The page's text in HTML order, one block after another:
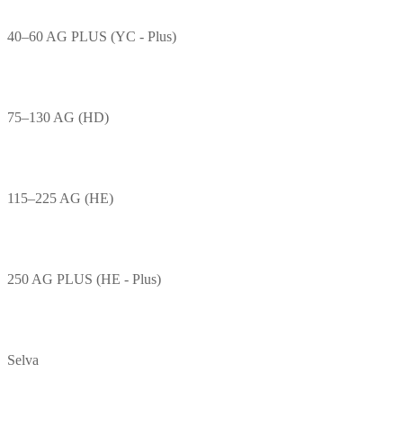
40–60 AG PLUS (YC - Plus)
75–130 AG (HD)
115–225 AG (HE)
250 AG PLUS (HE - Plus)
Selva